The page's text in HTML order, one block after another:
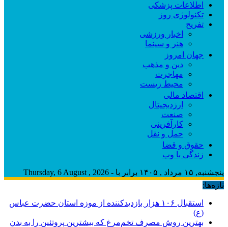
اطلاعات پزشکی
تکنولوژی روز
تفریح
اخبار ورزشی
هنر و سینما
جهان امروز
دین و مذهب
مهاجرت
محیط زیست
اقتصاد مالی
ارزدیجیتال
صنعت
کارآفرینی
حمل و نقل
حقوق و قضا
زندگی با وب
پنجشنبه, ۱۵ مرداد , ۱۴۰۵ برابر با - Thursday, 6 August , 2026
تازه‌ها:
استقبال ۱۰۶ هزار بازدیدکننده از موزه استان حضرت عباس
(ع)
بهترین روش مصرف تخم‌مرغ که بیشترین پروتئین را به بدن